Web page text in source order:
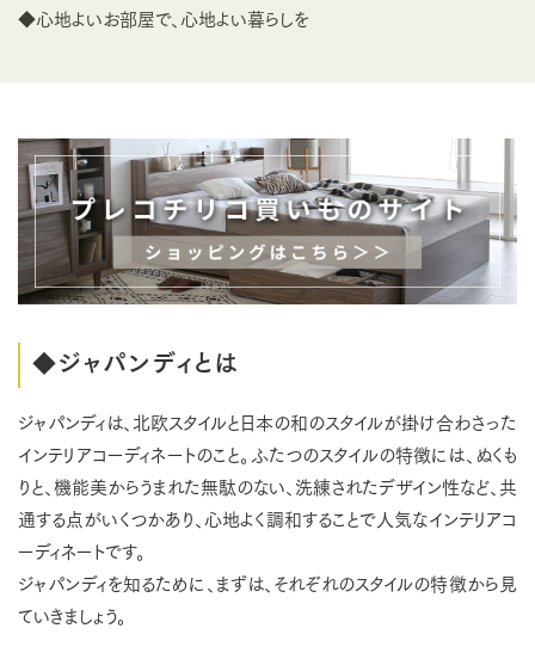
◆心地よいお部屋で、心地よい暮らしを
◆ジャパンディとは
ジャパンディは、北欧スタイルと日本の和のスタイルが掛け合わさった
インテリアコーディネートのこと。ふたつのスタイルの特徴には、ぬくも
りと、機能美からうまれた無駄のない、洗練されたデザイン性など、共
通する点がいくつかあり、心地よく調和することで人気なインテリアコ
ーディネートです。
ジャパンディを知るために、まずは、それぞれのスタイルの特徴から見
ていきましょう。